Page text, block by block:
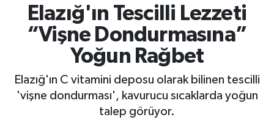
Elazığ'ın Tescilli Lezzeti
“Vişne Dondurmasına”
Yoğun Rağbet
Elazığ'ın C vitamini deposu olarak bilinen tescilli
'vişne dondurması', kavurucu sıcaklarda yoğun
talep görüyor.
DÜNYA
EĞİTİM
EKONOMİ
Tüm Manşetler
Son Dakika Haberleri
Haber Arşivi